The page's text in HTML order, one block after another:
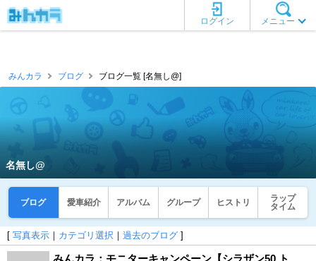
メニュー
ログイン
みんカラ ブログ ブログ一覧 [名無し@]
名無し@
ブログ 愛車紹介 アルバム グループ ヒストリ
ラップ
タイム
[ 写真表示 ｜ カテゴリ選択 ｜ 過去のブログ ]
みんカラ：モニターキャンペーン【シラザン50 ト